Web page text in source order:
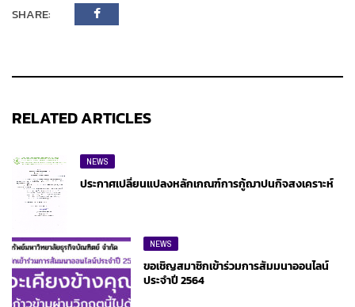
SHARE:
RELATED ARTICLES
NEWS
ประกาศเปลี่ยนแปลงหลักเกณฑ์การกู้ฌาปนกิจสงเคราะห์
NEWS
ขอเชิญสมาชิกเข้าร่วมการสัมมนาออนไลน์
ประจำปี 2564